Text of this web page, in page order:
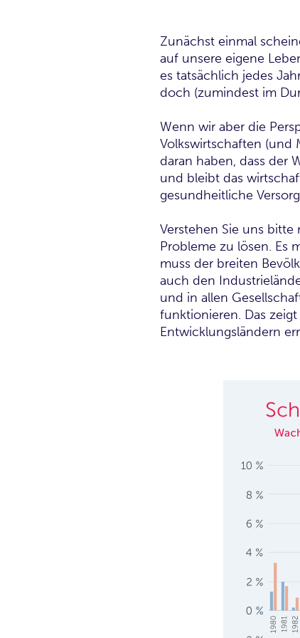
Zunächst einmal
auf unsere eigene
es tatsächlich jedes
doch (zumindest im
Wenn wir aber die
Volkswirtschaften (und
daran haben, dass der
und bleibt das
gesundheitliche
Verstehen Sie uns
Probleme zu lösen. Es
muss der breiten
auch den
und in allen
funktionieren. Das
Entwicklungsländern